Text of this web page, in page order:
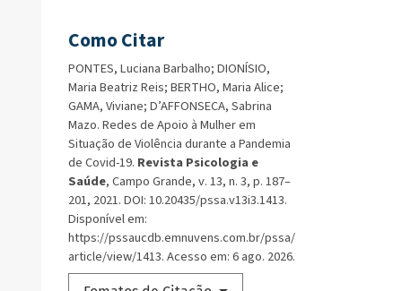
Como Citar
PONTES, Luciana Barbalho; DIONÍSIO,
Maria Beatriz Reis; BERTHO, Maria Alice;
GAMA, Viviane; D’AFFONSECA, Sabrina
Mazo. Redes de Apoio à Mulher em
Situação de Violência durante a Pandemia
de Covid-19. Revista Psicologia e
Saúde, Campo Grande, v. 13, n. 3, p. 187–
201, 2021. DOI: 10.20435/pssa.v13i3.1413.
Disponível em:
https://pssaucdb.emnuvens.com.br/pssa/
article/view/1413. Acesso em: 6 ago. 2026.